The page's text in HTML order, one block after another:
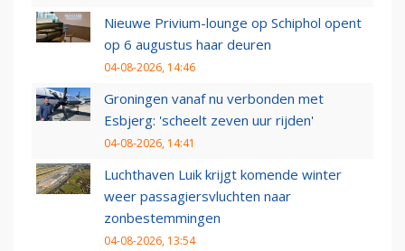
Nieuwe Privium-lounge op Schiphol opent
op 6 augustus haar deuren
04-08-2026, 14:46
Groningen vanaf nu verbonden met
Esbjerg: 'scheelt zeven uur rijden'
04-08-2026, 14:41
Luchthaven Luik krijgt komende winter
weer passagiersvluchten naar
zonbestemmingen
04-08-2026, 13:54